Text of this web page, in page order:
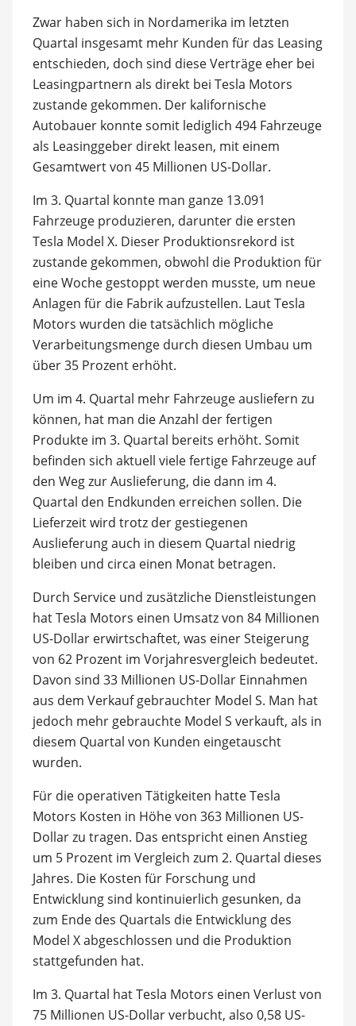
Zwar haben sich in Nordamerika im letzten
Quartal insgesamt mehr Kunden für das Leasing
entschieden, doch sind diese Verträge eher bei
Leasingpartnern als direkt bei Tesla Motors
zustande gekommen. Der kalifornische
Autobauer konnte somit lediglich 494 Fahrzeuge
als Leasinggeber direkt leasen, mit einem
Gesamtwert von 45 Millionen US-Dollar.
Im 3. Quartal konnte man ganze 13.091
Fahrzeuge produzieren, darunter die ersten
Tesla Model X. Dieser Produktionsrekord ist
zustande gekommen, obwohl die Produktion für
eine Woche gestoppt werden musste, um neue
Anlagen für die Fabrik aufzustellen. Laut Tesla
Motors wurden die tatsächlich mögliche
Verarbeitungsmenge durch diesen Umbau um
über 35 Prozent erhöht.
Um im 4. Quartal mehr Fahrzeuge ausliefern zu
können, hat man die Anzahl der fertigen
Produkte im 3. Quartal bereits erhöht. Somit
befinden sich aktuell viele fertige Fahrzeuge auf
den Weg zur Auslieferung, die dann im 4.
Quartal den Endkunden erreichen sollen. Die
Lieferzeit wird trotz der gestiegenen
Auslieferung auch in diesem Quartal niedrig
bleiben und circa einen Monat betragen.
Durch Service und zusätzliche Dienstleistungen
hat Tesla Motors einen Umsatz von 84 Millionen
US-Dollar erwirtschaftet, was einer Steigerung
von 62 Prozent im Vorjahresvergleich bedeutet.
Davon sind 33 Millionen US-Dollar Einnahmen
aus dem Verkauf gebrauchter Model S. Man hat
jedoch mehr gebrauchte Model S verkauft, als in
diesem Quartal von Kunden eingetauscht
wurden.
Für die operativen Tätigkeiten hatte Tesla
Motors Kosten in Höhe von 363 Millionen US-
Dollar zu tragen. Das entspricht einen Anstieg
um 5 Prozent im Vergleich zum 2. Quartal dieses
Jahres. Die Kosten für Forschung und
Entwicklung sind kontinuierlich gesunken, da
zum Ende des Quartals die Entwicklung des
Model X abgeschlossen und die Produktion
stattgefunden hat.
Im 3. Quartal hat Tesla Motors einen Verlust von
75 Millionen US-Dollar verbucht, also 0,58 US-